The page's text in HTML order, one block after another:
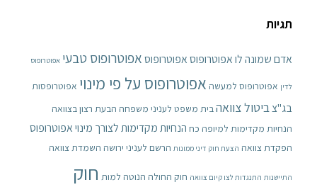
תגיות
אדם שמונה לו אפוטרופוסאפוטרופוסאפוטרופוס טבעי אפוטרופוס
לדין אפוטרופוס למעשה אפוטרופוס על פי מינוי אפוטרופסות
בג"צביטול צוואהבית משפט לעניני משפחה הבעת רצון בצוואה
הנחיות מקדימות למיופה כח הנחיות מקדימות לצורך מינוי אפוטרופוס
הפקדת צוואה הצעת חוק דיני ממונות הרשם לעניני ירושה השמדת צוואה
התיישנות התנגדות לצו קיום צוואה חוק החולה הנוטה למות חוק